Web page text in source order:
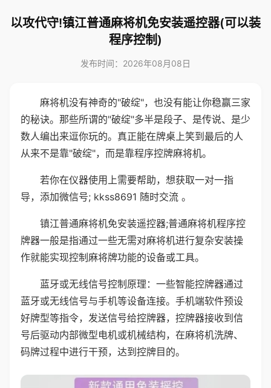
以攻代守!镇江普通麻将机免安装遥控器(可以装
程序控制)
发布时间：2026年08月08日
麻将机没有神奇的"破绽"，也没有能让你稳赢三家
的秘诀。那些所谓的"破绽"多半是段子、是传说、是少
数人编出来逗你玩的。真正能在牌桌上笑到最后的人
从来不是靠"破绽"，而是靠程序控牌麻将机。
若你在仪器使用上需要帮助，想获取一对一指
导，添加微信号; kkss8691 随时交流 。
镇江普通麻将机免安装遥控器;普通麻将机程序控
牌器一般是指通过一些无需对麻将机进行复杂安装操
作就能实现控制麻将牌功能的设备或工具。
蓝牙或无线信号控制原理：一些智能控牌器通过
蓝牙或无线信号与手机等设备连接。手机端软件预设
好牌型等指令，发送信号给控牌器，控牌器接收到信
号后驱动内部微型电机或机械结构，在麻将机洗牌、
码牌过程中进行干预，达到控牌目的。